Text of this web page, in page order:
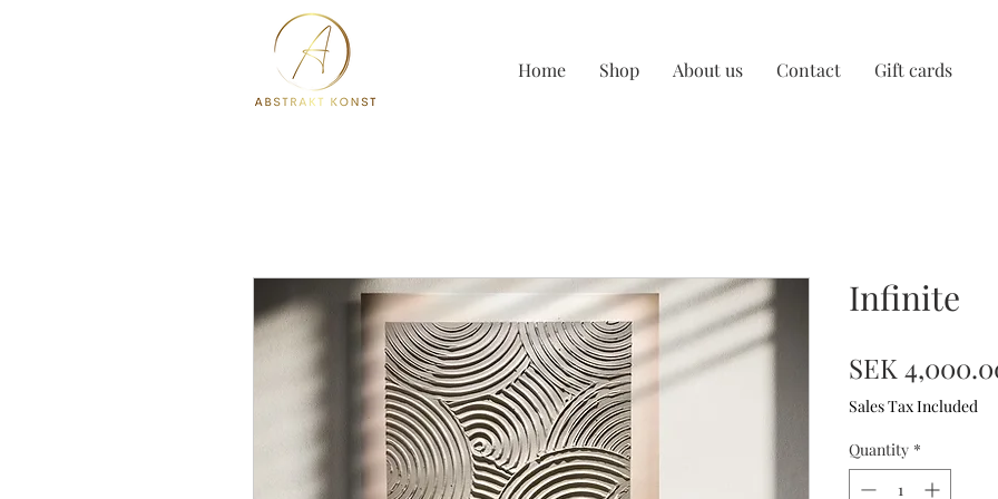
Home Shop About us Contact Gift cards
Infinite
SEK
Sales Tax Included
Quantity *